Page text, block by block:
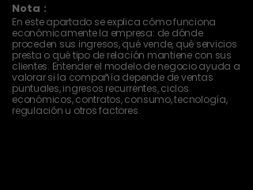
Nota :
En este apartado se explica cómo funciona
económicamente la empresa: de dónde
proceden sus ingresos, qué vende, qué servicios
presta o qué tipo de relación mantiene con sus
clientes. Entender el modelo de negocio ayuda a
valorar si la compañía depende de ventas
puntuales, ingresos recurrentes, ciclos
económicos, contratos, consumo, tecnología,
regulación u otros factores.